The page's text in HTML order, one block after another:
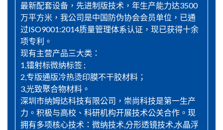
最新配套设备，先进制版技术，年生产能力达3500
万平方米，我公司是中国防伪协会会员单位，已通
过ISO9001:2014质量管理体系认证，现已获得十余
项专利。
现有主营产品三大类：
1,镭射标微纳标签 ;
2,专版通版冷热烫印膜不干胶材料；
3,光致聚合物材料。
深圳市纳姆达科技有限公司，崇尚科技是第一生产
力。积极与高校、科研机构开展技术公关合作。现
拥有多项核心技术：微纳技术,分形透镜技术,水晶浮